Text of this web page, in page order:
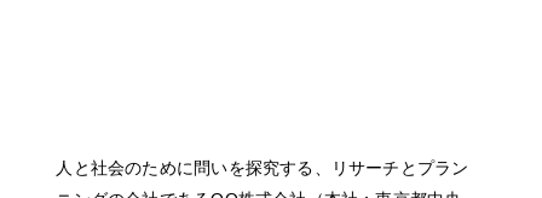
人と社会のために問いを探究する、リサーチとプラン